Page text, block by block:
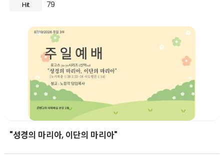
Hit 79
"성경의 마리아, 이단의 마리아"